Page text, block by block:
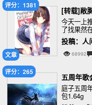
文章
评分：1381
[转载]敞
今天一上
了找果然
投稿：人
68992
评分：265
五周年歌
庭子五周
包1.64g